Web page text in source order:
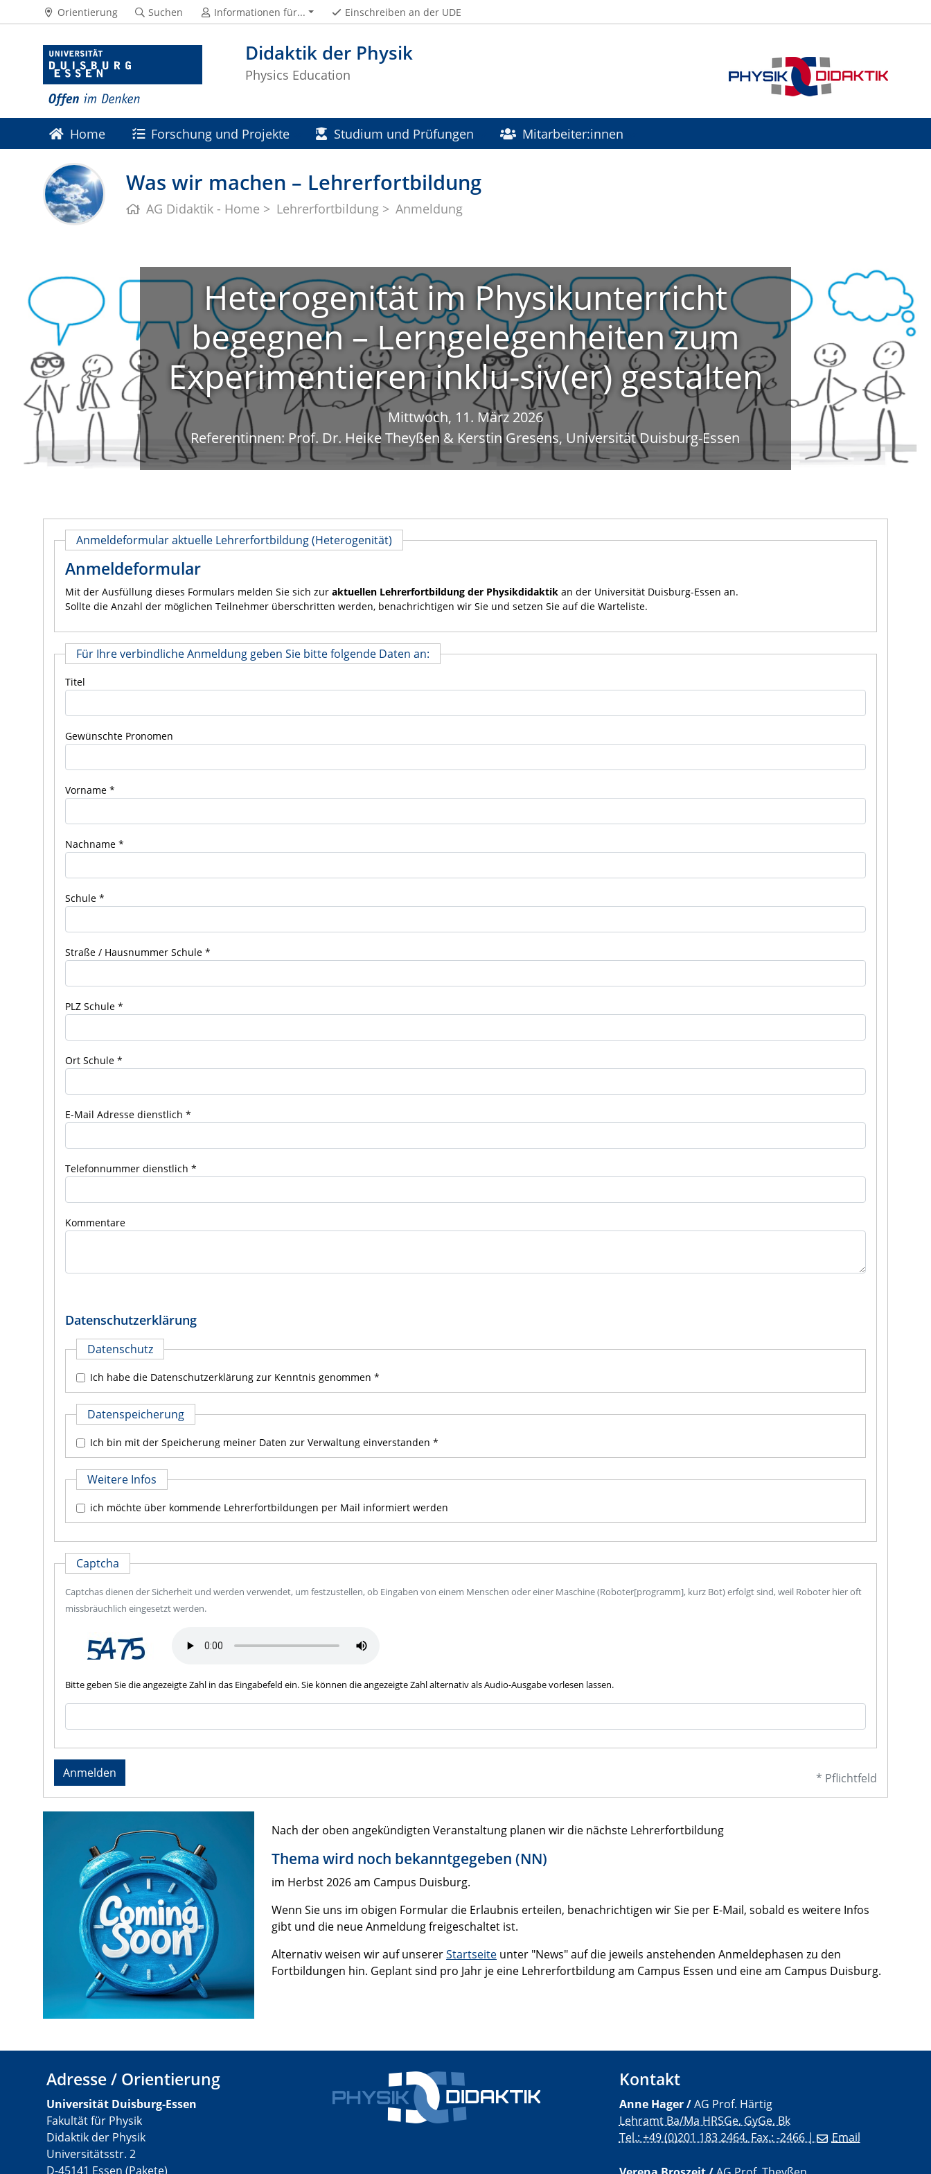
Didaktik der Physik
Physics Education
Orientierung Suchen Informationen für... Einschreiben an der UDE
Home Forschung und Projekte Studium und Prüfungen Mitarbeiter:innen
Was wir machen – Lehrerfortbildung
AG Didaktik - Home Lehrerfortbildung Anmeldung
Heterogenität im Physikunterricht
begegnen – Lerngelegenheiten zum
Experimentieren inklu-siv(er) gestalten
Mittwoch, 11. März 2026
Referentinnen: Prof. Dr. Heike Theyßen & Kerstin Gresens, Universität Duisburg-Essen
Anmeldeformular aktuelle Lehrerfortbildung (Heterogenität)
Anmeldeformular
Mit der Ausfüllung dieses Formulars melden Sie sich zur aktuellen Lehrerfortbildung der Physikdidaktik an der Universität Duisburg-Essen an.
Sollte die Anzahl der möglichen Teilnehmer überschritten werden, benachrichtigen wir Sie und setzen Sie auf die Warteliste.
Für Ihre verbindliche Anmeldung geben Sie bitte folgende Daten an:
Titel
Gewünschte Pronomen
Vorname
Nachname
Schule
Straße / Hausnummer Schule
PLZ Schule
Ort Schule
E-Mail Adresse dienstlich
Telefonnummer dienstlich
Kommentare
Datenschutzerklärung
Datenschutz
Ich habe die Datenschutzerklärung zur Kenntnis genommen *
Datenspeicherung
Ich bin mit der Speicherung meiner Daten zur Verwaltung einverstanden *
Weitere Infos
ich möchte über kommende Lehrerfortbildungen per Mail informiert werden
Captcha
Captchas dienen der Sicherheit und werden verwendet, um festzustellen, ob Eingaben von einem Menschen oder einer Maschine (Roboter[programm], kurz Bot) erfolgt sind, weil Roboter hier oft
missbräuchlich eingesetzt werden.
Bitte geben Sie die angezeigte Zahl in das Eingabefeld ein. Sie können die angezeigte Zahl alternativ als Audio-Ausgabe vorlesen lassen.
Anmelden * Pflichtfeld
Nach der oben angekündigten Veranstaltung planen wir die nächste Lehrerfortbildung
Thema wird noch bekanntgegeben (NN)
im Herbst 2026 am Campus Duisburg.
Wenn Sie uns im obigen Formular die Erlaubnis erteilen, benachrichtigen wir Sie per E-Mail, sobald es weitere Infos
gibt und die neue Anmeldung freigeschaltet ist.
Alternativ weisen wir auf unsererStartseite unter "News" auf die jeweils anstehenden Anmeldephasen zu den
Fortbildungen hin. Geplant sind pro Jahr je eine Lehrerfortbildung am Campus Essen und eine am Campus Duisburg.
Adresse / Orientierung
Universität Duisburg-Essen
Fakultät für Physik
Didaktik der Physik
Universitätsstr. 2
D-45141 Essen (Pakete)
Kontakt
Anne Hager /AG Prof. Härtig
Lehramt Ba/Ma HRSGe, GyGe, Bk
Tel.: +49 (0)201 183 2464, Fax.: -2466 |
Email